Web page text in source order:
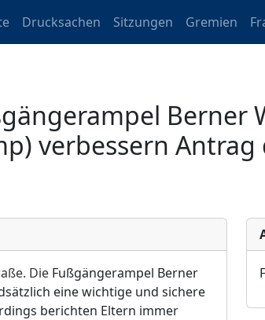
Drucksachen Sitzungen Gremien
Berner
verbessern Antrag
Die Fußgängerampel Berner
eine wichtige und sichere
berichten Eltern immer